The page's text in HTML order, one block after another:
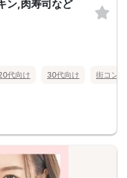
ン,肉寿司など
代向け 30代向け 街コン